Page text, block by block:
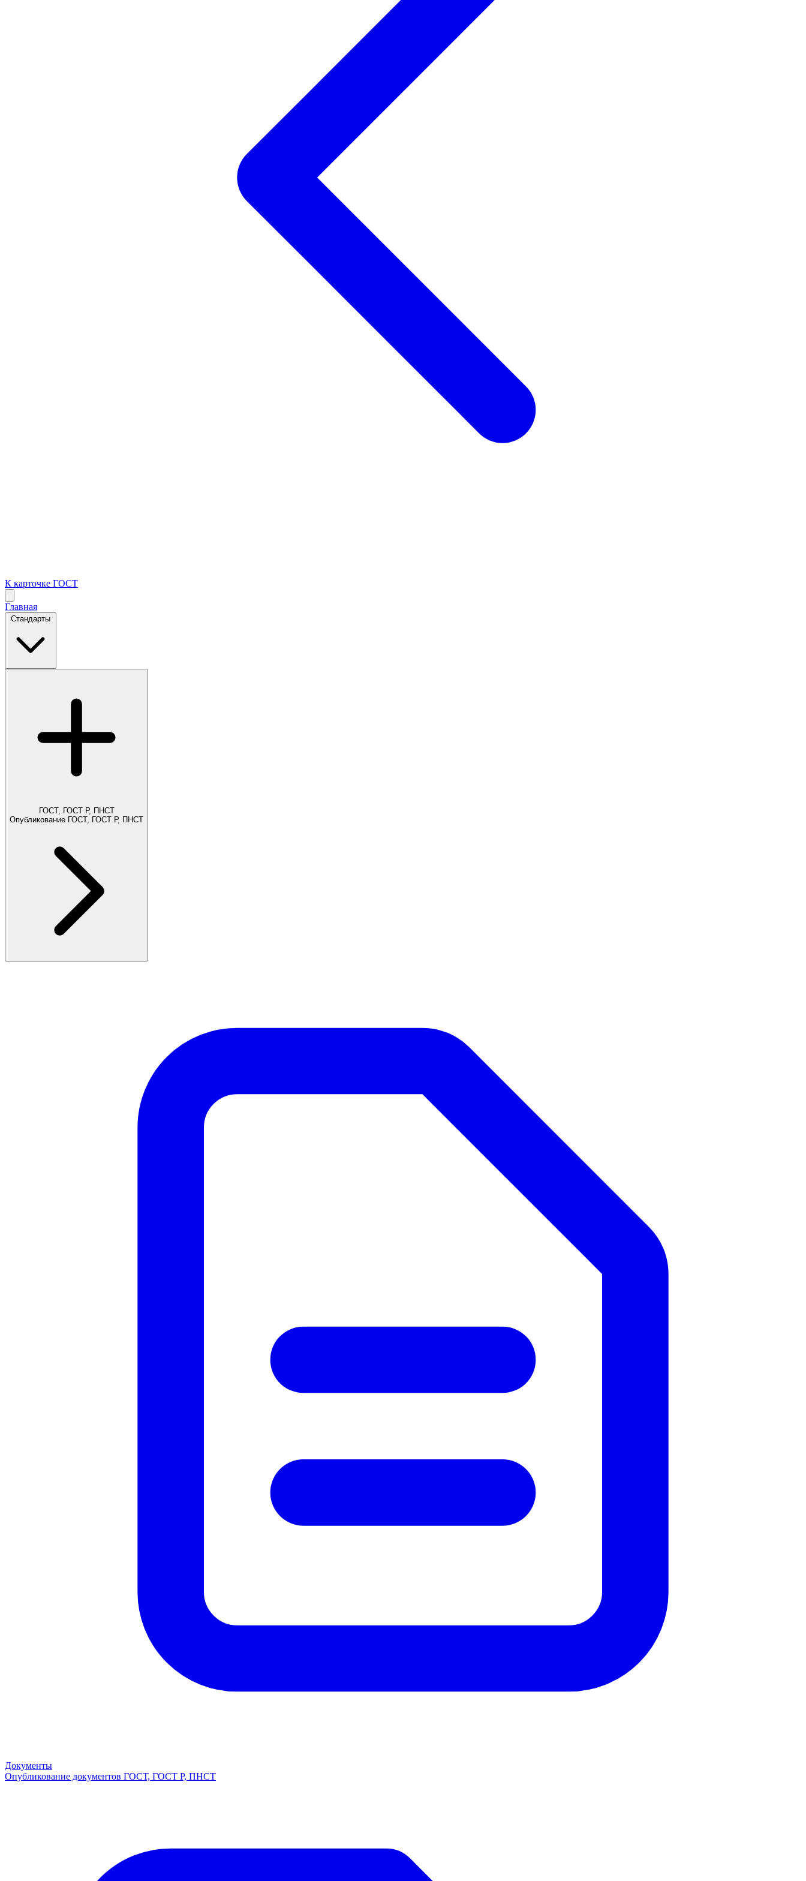
К карточке ГОСТ
Главная
Стандарты
ГОСТ, ГОСТ Р, ПНСТ
Опубликование ГОСТ, ГОСТ Р, ПНСТ
Документы
Опубликование документов ГОСТ, ГОСТ Р, ПНСТ